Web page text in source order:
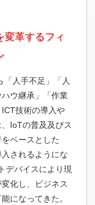
変革するフィ
人手不足」「人
ウ継承」「作業
技術の導入や
IoTの普及及びス
ベースとした
されるようにな
デバイスにより現
化し、ビジネス
になってきた。